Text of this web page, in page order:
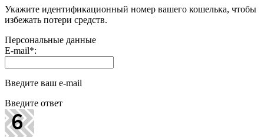
Укажите идентификационный номер вашего кошелька, чтобы
избежать потери средств.
Персональные данные
E-mail*:
Введите ваш e-mail
Введите ответ